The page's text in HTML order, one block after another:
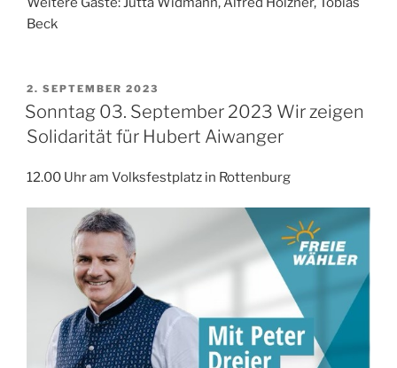
Beck
VERÖFFENTLICHT
AM
2. SEPTEMBER 2023
Sonntag 03. September 2023 Wir zeigen
Solidarität für Hubert Aiwanger
12.00 Uhr am Volksfestplatz in Rottenburg